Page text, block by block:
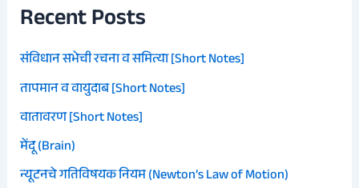
Recent Posts
संविधान सभेची रचना व समित्या [Short Notes]
तापमान व वायुदाब [Short Notes]
वातावरण [Short Notes]
मेंदू (Brain)
न्यूटनचे गतिविषयक नियम (Newton’s Law of Motion)